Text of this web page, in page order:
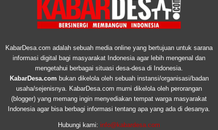
KabarDesa.com adalah sebuah media online yang bertujuan untuk sarana
informasi digital bagi masyarakat Indonesia agar lebih mengenal dan
mengetahui berbagai situasi desa-desa di Indonesia.
KabarDesa.com bukan dikelola oleh sebuah instansi/organisasi/badan
usaha/sejenisnya. KabarDesa.com murni dikelola oleh perorangan
(blogger) yang memang ingin menyediakan tempat warga masyarakat
Indonesia agar bisa berbagi informasi tentang apa yang ada di desanya.
Hubungi kami: info@kabardesa.com